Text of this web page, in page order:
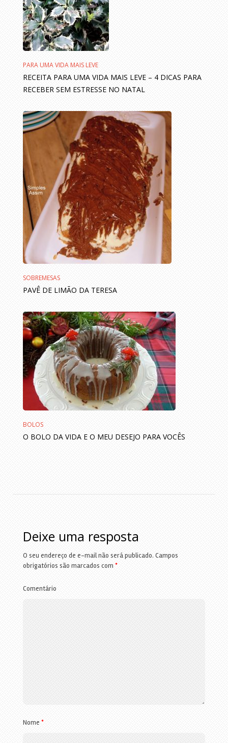
PARA UMA VIDA MAIS LEVE
RECEITA PARA UMA VIDA MAIS LEVE – 4 DICAS PARA
RECEBER SEM ESTRESSE NO NATAL
SOBREMESAS
PAVÊ DE LIMÃO DA TERESA
BOLOS
O BOLO DA VIDA E O MEU DESEJO PARA VOCÊS
Deixe uma resposta
O seu endereço de e-mail não será publicado. Campos
obrigatórios são marcados com *
Comentário
Nome *